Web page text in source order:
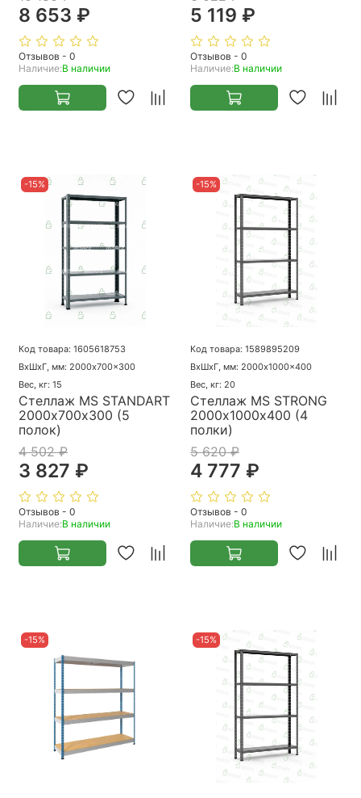
8 653 ₽
Отзывов - 0
Наличие:В наличии
5 119 ₽
Отзывов - 0
Наличие:В наличии
-15%
Код товара: 1605618753
ВхШхГ, мм: 2000x700x300
Вес, кг: 15
Стеллаж MS STANDART
2000х700х300 (5
полок)
4 502 ₽
3 827 ₽
Отзывов - 0
Наличие:В наличии
-15%
Код товара: 1589895209
ВхШхГ, мм: 2000x1000x400
Вес, кг: 20
Стеллаж MS STRONG
2000х1000х400 (4
полки)
5 620 ₽
4 777 ₽
Отзывов - 0
Наличие:В наличии
-15% -15%